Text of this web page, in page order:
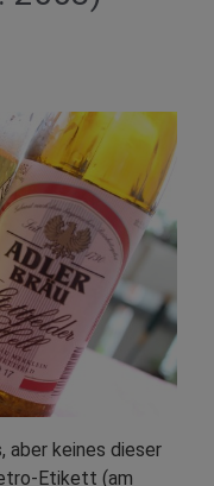
aber keines dieser
Etikett (am